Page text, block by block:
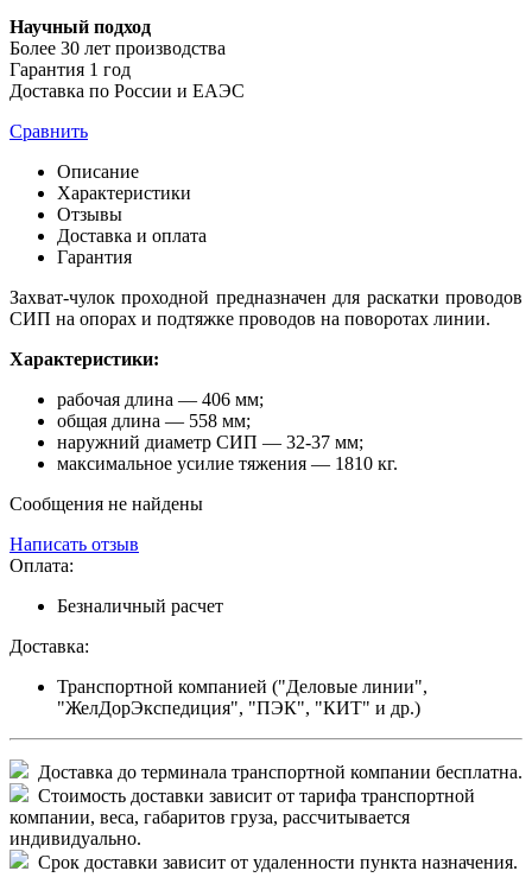
Научный подход
Более 30 лет производства
Гарантия 1 год
Доставка по России и ЕАЭС
Сравнить
Описание
Характеристики
Отзывы
Доставка и оплата
Гарантия
Захват-чулок проходной предназначен для раскатки проводов
СИП на опорах и подтяжке проводов на поворотах линии.
Характеристики:
рабочая длина — 406 мм;
общая длина — 558 мм;
наружний диаметр СИП — 32-37 мм;
максимальное усилие тяжения — 1810 кг.
Сообщения не найдены
Написать отзыв
Оплата:
Безналичный расчет
Доставка:
Транспортной компанией ("Деловые линии",
"ЖелДорЭкспедиция", "ПЭК", "КИТ" и др.)
Доставка до терминала транспортной компании бесплатна.
Стоимость доставки зависит от тарифа транспортной
компании, веса, габаритов груза, рассчитывается
индивидуально.
Срок доставки зависит от удаленности пункта назначения.